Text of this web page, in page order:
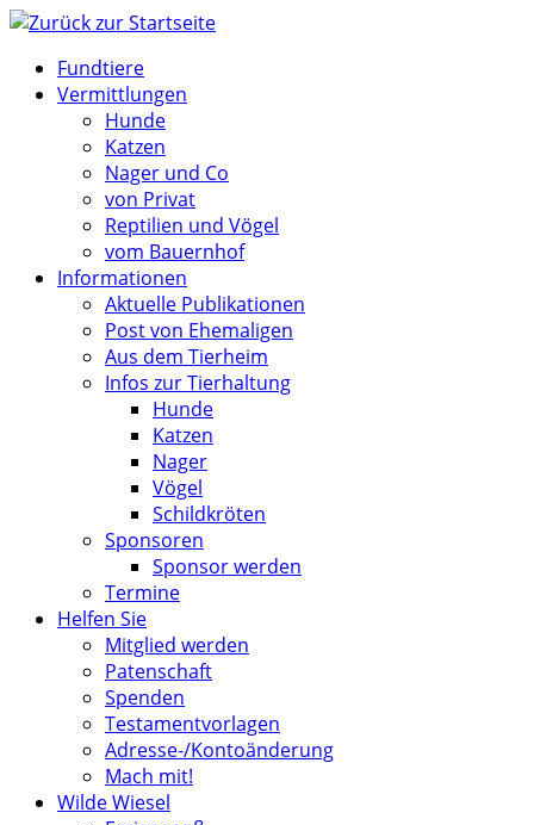
Zum
springenFundtiere
Vermittlungen
Hunde
Katzen
Nager und Co
von Privat
Reptilien und Vögel
vom Bauernhof
Informationen
Aktuelle Publikationen
Post von Ehemaligen
Aus dem Tierheim
Infos zur Tierhaltung
Hunde
Katzen
Nager
Vögel
Schildkröten
Sponsoren
Sponsor werden
Termine
Helfen Sie
Mitglied werden
Patenschaft
Spenden
Testamentvorlagen
Adresse-/Kontoänderung
Mach mit!
Wilde Wiesel